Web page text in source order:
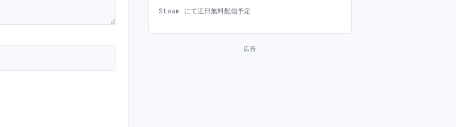
Steam にて近日無料配信予定